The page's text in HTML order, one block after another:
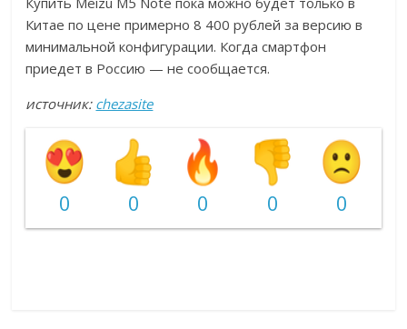
Китае по цене примерно 8 400 рублей за версию в
минимальной конфигурации. Когда смартфон
приедет в Россию — не сообщается.
источник: chezasite
0 0 0 0 0